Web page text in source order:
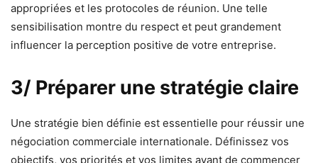
appropriées et les protocoles de réunion. Une telle
sensibilisation montre du respect et peut grandement
influencer la perception positive de votre entreprise.
3/ Préparer une stratégie claire
Une stratégie bien définie est essentielle pour réussir une
négociation commerciale internationale. Définissez vos
objectifs, vos priorités et vos limites avant de commencer